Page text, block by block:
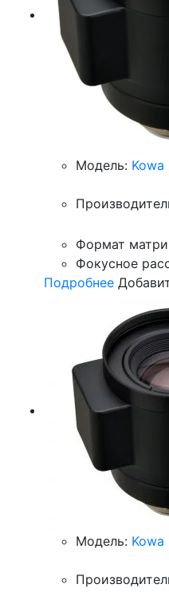
Модель: Kowa
Формат
Фокусное
Подробнее
Модель: Kowa